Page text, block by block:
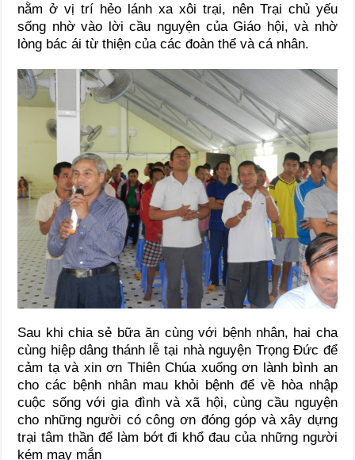
nằm ở vị trí hẻo lánh xa xôi trại, nên Trại chủ yếu
sống nhờ vào lời cầu nguyện của Giáo hội, và nhờ
lòng bác ái từ thiện của các đoàn thể và cá nhân.
Sau khi chia sẻ bữa ăn cùng với bệnh nhân, hai cha
cùng hiệp dâng thánh lễ tại nhà nguyện Trọng Đức để
cảm tạ và xin ơn Thiên Chúa xuống ơn lành bình an
cho các bệnh nhân mau khỏi bệnh để về hòa nhập
cuộc sống với gia đình và xã hội, cùng cầu nguyện
cho những người có công ơn đóng góp và xây dựng
trại tâm thần để làm bớt đi khổ đau của những người
kém may mắn